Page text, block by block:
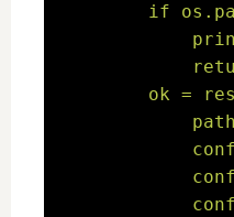
if
ok =